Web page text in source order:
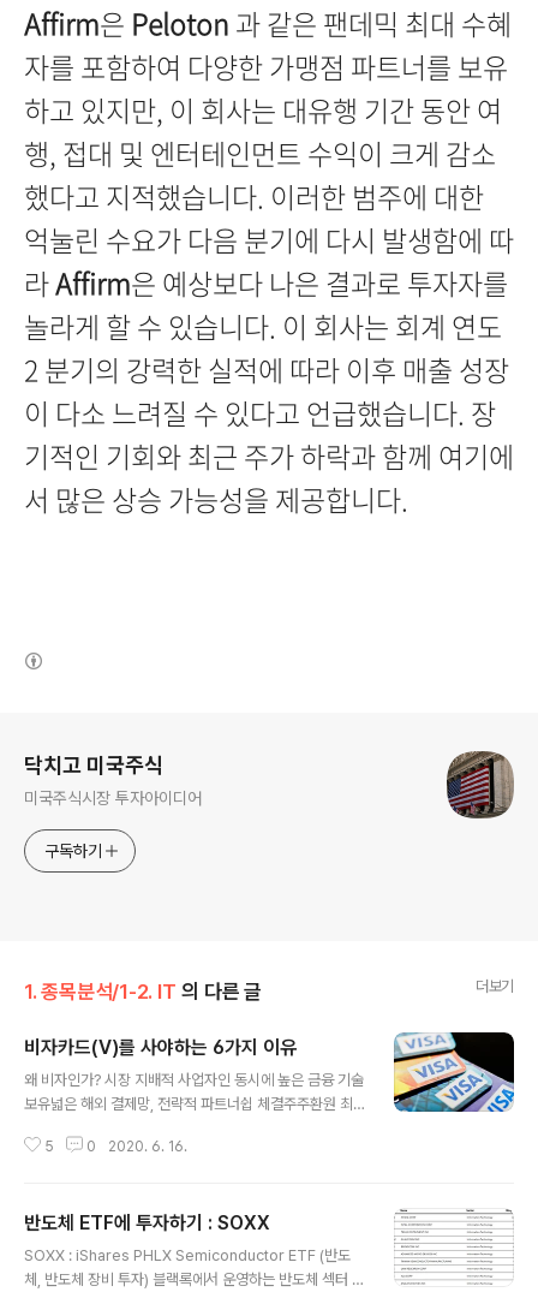
Affirm은 Peloton 과 같은 팬데믹 최대 수혜
자를 포함하여 다양한 가맹점 파트너를 보유
하고 있지만, 이 회사는 대유행 기간 동안 여
행, 접대 및 엔터테인먼트 수익이 크게 감소
했다고 지적했습니다. 이러한 범주에 대한
억눌린 수요가 다음 분기에 다시 발생함에 따
라Affirm은 예상보다 나은 결과로 투자자를
놀라게 할 수 있습니다. 이 회사는 회계 연도
2 분기의 강력한 실적에 따라 이후 매출 성장
이 다소 느려질 수 있다고 언급했습니다. 장
기적인 기회와 최근 주가 하락과 함께 여기에
서 많은 상승 가능성을 제공합니다.
닥치고 미국주식
미국주식시장 투자아이디어
구독하기
1. 종목분석/1-2. IT 의 다른 글 더보기
비자카드(V)를 사야하는 6가지 이유
왜 비자인가? 시장 지배적 사업자인 동시에 높은 금융 기술
보유넓은 해외 결제망, 전략적 파트너쉽 체결주주환원 최
상황에 맞게 첨삭하여 번역한 글입니다. 오역이 있을 수 있
는 하이테크 기술을 제공하는 세계 최대 결제 네트워크입
니다. 2008년 $179억 달러로 상장되어 2014년까지 미
국 최대 IPO가 되었습니다 (이후 알리바바가 가장 커짐).
5 0 2020. 6. 16.
반도체 ETF에 투자하기 : SOXX
SOXX : iShares PHLX Semiconductor ETF (반도
체, 반도체 장비 투자) 블랙록에서 운영하는 반도체 섹터 투